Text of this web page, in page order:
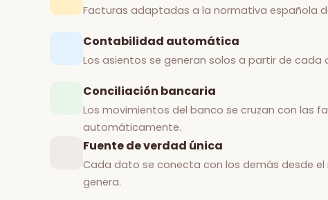
Facturas adaptadas a la normativa española
Contabilidad automática
Los asientos se generan solos a partir de cada
Conciliación bancaria
Los movimientos del banco se cruzan con las
automáticamente.
Fuente de verdad única
Cada dato se conecta con los demás desde
genera.